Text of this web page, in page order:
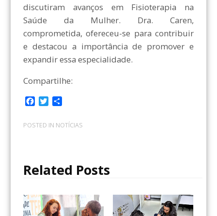
discutiram avanços em Fisioterapia na
Saúde da Mulher. Dra. Caren,
comprometida, ofereceu-se para contribuir
e destacou a importância de promover e
expandir essa especialidade.
Compartilhe:
c
e
k
i
t
m
p
i
a
r
POSTED IN NOTÍCIAS
Related Posts